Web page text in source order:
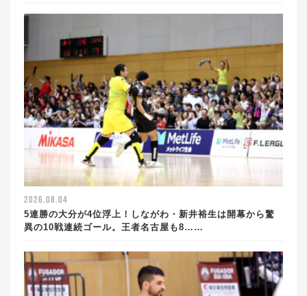
2026.08.04
5連勝の大分が4位浮上！しながわ・新井裕生は開幕から驚
異の10戦連続ゴール。王者名古屋も8……